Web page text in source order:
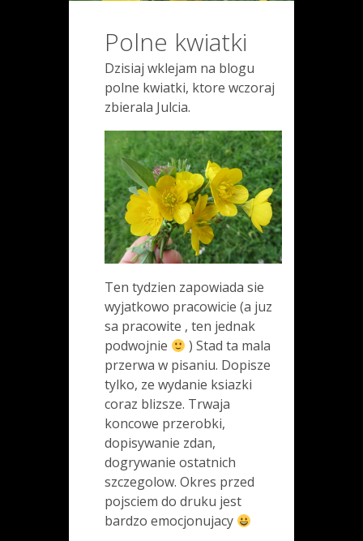
Polne kwiatki
Dzisiaj wklejam na blogu
polne kwiatki, ktore wczoraj
zbierala Julcia.
Ten tydzien zapowiada sie
wyjatkowo pracowicie (a juz
sa pracowite , ten jednak
podwojnie
) Stad ta mala
przerwa w pisaniu. Dopisze
tylko, ze wydanie ksiazki
coraz blizsze. Trwaja
koncowe przerobki,
dopisywanie zdan,
dogrywanie ostatnich
szczegolow. Okres przed
pojsciem do druku jest
bardzo emocjonujacy